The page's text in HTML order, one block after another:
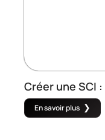
Créer une SCI
En savoir plus